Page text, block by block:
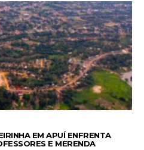
EM APUÍ ENFRENTA
E MERENDA